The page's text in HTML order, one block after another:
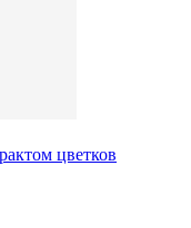
цветков